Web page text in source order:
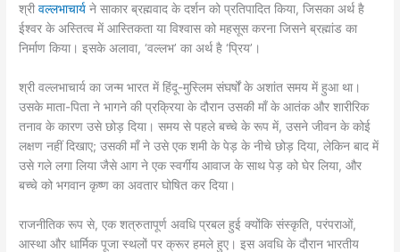
श्रीवल्लभाचार्य ने साकार ब्रह्मवाद के दर्शन को प्रतिपादित किया, जिसका अर्थ है
ईश्वर के अस्तित्व में आस्तिकता या विश्वास को महसूस करना जिसने ब्रह्मांड का
निर्माण किया। इसके अलावा, ‘वल्लभ’ का अर्थ है ‘प्रिय’।
श्री वल्लभाचार्य का जन्म भारत में हिंदू-मुस्लिम संघर्षों के अशांत समय में हुआ था।
उसके माता-पिता ने भागने की प्रक्रिया के दौरान उसकी माँ के आतंक और शारीरिक
तनाव के कारण उसे छोड़ दिया। समय से पहले बच्चे के रूप में, उसने जीवन के कोई
लक्षण नहीं दिखाए; उसकी माँ ने उसे एक शमी के पेड़ के नीचे छोड़ दिया, लेकिन बाद में
उसे गले लगा लिया जैसे आग ने एक स्वर्गीय आवाज के साथ पेड़ को घेर लिया, और
बच्चे को भगवान कृष्ण का अवतार घोषित कर दिया।
राजनीतिक रूप से, एक शत्रुतापूर्ण अवधि प्रबल हुई क्योंकि संस्कृति, परंपराओं,
आस्था और धार्मिक पूजा स्थलों पर क्रूर हमले हुए। इस अवधि के दौरान भारतीय